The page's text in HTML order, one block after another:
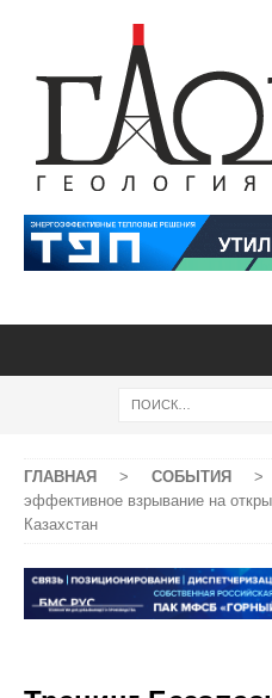
ГЛАВНАЯ > СОБЫТИЯ >
эффективное взрывание на
Казахстан